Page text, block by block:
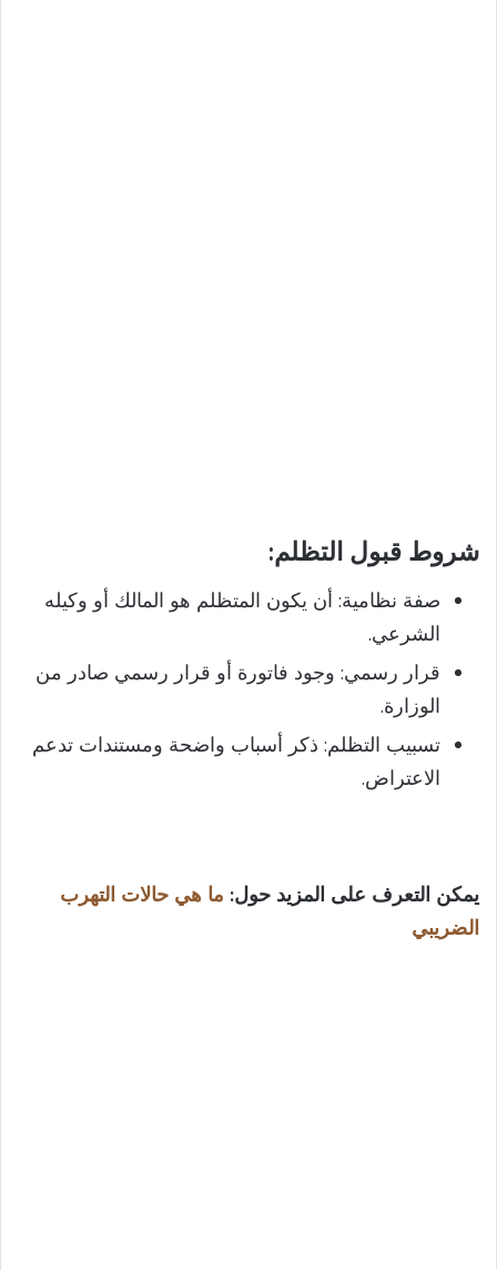
شروط قبول التظلم:
صفة نظامية: أن يكون المتظلم هو المالك أو وكيله
الشرعي.
قرار رسمي: وجود فاتورة أو قرار رسمي صادر من
الوزارة.
تسبيب التظلم: ذكر أسباب واضحة ومستندات تدعم
الاعتراض.
يمكن التعرف على المزيد حول: ما هي حالات التهرب
الضريبي